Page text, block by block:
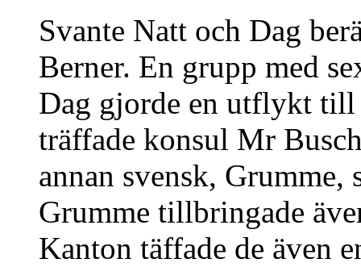
Svante Natt och Dag
Berner. En grupp med
Dag gjorde en utflykt till
träffade konsul Mr
annan svensk,
Grumme tillbringade
Kanton täffade de även